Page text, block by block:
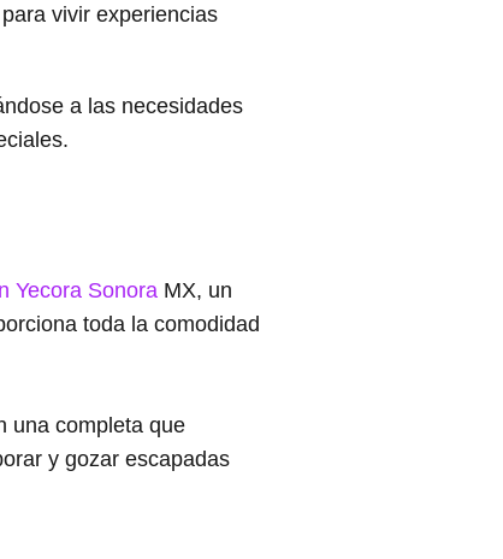
vivir experiencias
a las necesidades
Yecora Sonora MX, un
toda la comodidad
una completa que
y gozar escapadas